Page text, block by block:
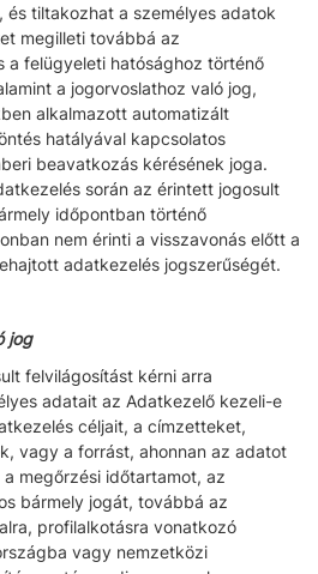
és tiltakozhat a személyes adatok
megilleti továbbá az
a felügyeleti hatósághoz történő
a jogorvoslathoz való jog,
alkalmazott automatizált
hatályával kapcsolatos
beavatkozás kérésének joga.
során az érintett jogosult
időpontban történő
nem érinti a visszavonás előtt a
adatkezelés jogszerűségét.
jog
felvilágosítást kérni arra
adatait az Adatkezelő kezeli-e
céljait, a címzetteket,
vagy a forrást, ahonnan az adatot
megőrzési időtartamot, az
bármely jogát, továbbá az
profilalkotásra vonatkozó
vagy nemzetközi